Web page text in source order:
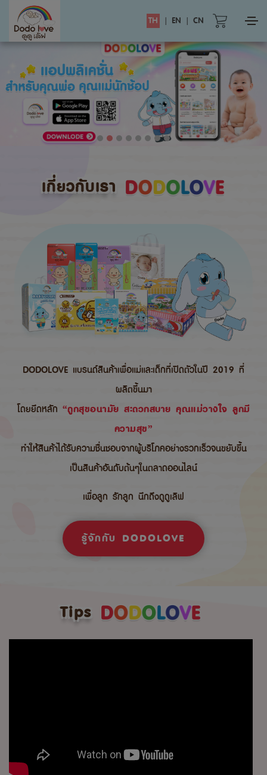
TH | EN | CN
เกี่ยวกับเรา
DODOLOVE แบรนด์สินค้าเพื่อแม่และเด็กที่เปิดตัวในปี 2019 ที่
ผลิตขึ้นมา
โดยยึดหลัก “ถูกสุขอนามัย สะดวกสบาย คุณแม่วางใจ ลูกมี
ความสุข”
ทำให้สินค้าได้รับความชื่นชอบจากผู้บริโภคอย่างรวกเร็วจนขยับขึ้น
เป็นสินค้าอันดับต้นๆในตลาดออนไลน์
เพื่อลูก รักลูก นึกถึงดูดูเลิฟ
รู้จักกับ DODOLOVE
Tips